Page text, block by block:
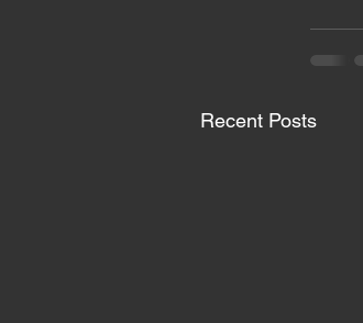
Recent Posts